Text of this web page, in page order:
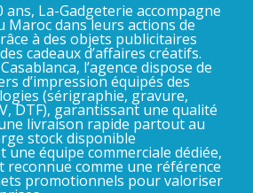
ans, La-Gadgeterie accompagne
Maroc dans leurs actions de
à des objets publicitaires
cadeaux d’affaires créatifs.
l’agence dispose de
d’impression équipés des
(sérigraphie, gravure,
DTF), garantissant une qualité
livraison rapide partout au
stock disponible
une équipe commerciale dédiée,
reconnue comme une référence
promotionnels pour valoriser